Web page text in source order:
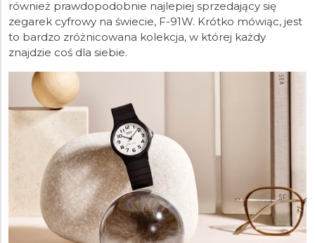
również prawdopodobnie najlepiej sprzedający się
zegarek cyfrowy na świecie, F-91W. Krótko mówiąc, jest
to bardzo zróżnicowana kolekcja, w której każdy
znajdzie coś dla siebie.